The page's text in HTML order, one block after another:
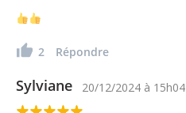
2 Répondre
Sylviane 20/12/2024 à 15h04